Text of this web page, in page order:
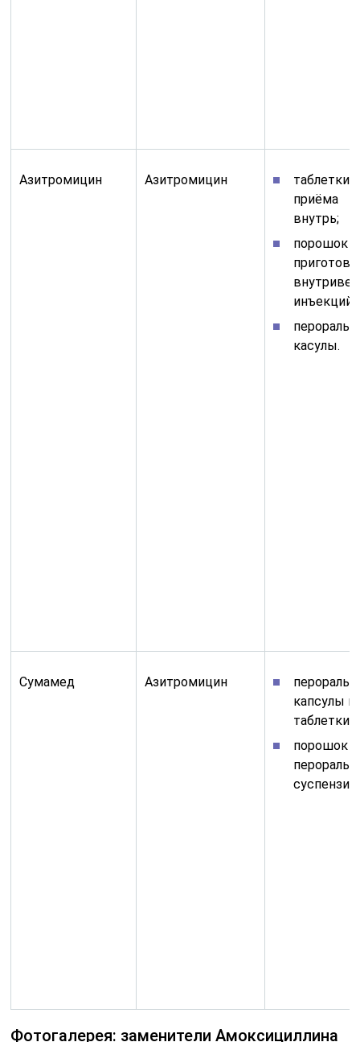
Азитромицин Азитромицин
таблетки
приёма
внутрь;
порошок
инъекций;
касулы.
Сумамед Азитромицин
капсулы и
таблетки;
порошок
суспензии.
Фотогалерея: заменители Амоксициллина